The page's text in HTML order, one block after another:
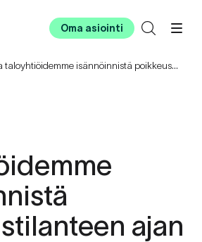
Oma asiointi
Tietoa taloyhtiöidemme isännöinnistä poikkeustilanteen ajan
ajan